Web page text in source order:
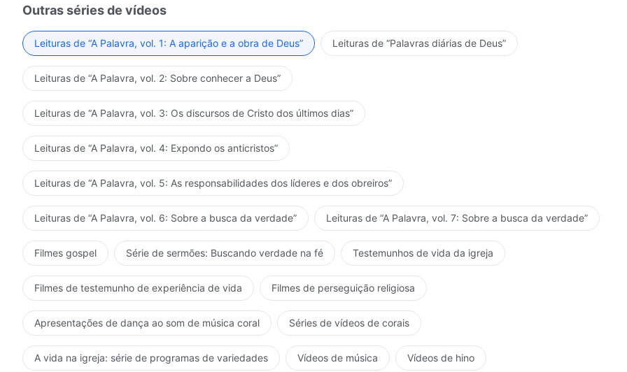
Outras séries de vídeos
Leituras de “A Palavra, vol. 1: A aparição e a obra de Deus” Leituras de “Palavras diárias de Deus”
Leituras de “A Palavra, vol. 2: Sobre conhecer a Deus”
Leituras de “A Palavra, vol. 3: Os discursos de Cristo dos últimos dias”
Leituras de “A Palavra, vol. 4: Expondo os anticristos”
Leituras de “A Palavra, vol. 5: As responsabilidades dos líderes e dos obreiros”
Leituras de “A Palavra, vol. 6: Sobre a busca da verdade” Leituras de “A Palavra, vol. 7: Sobre a busca da verdade”
Filmes gospel Série de sermões: Buscando verdade na fé Testemunhos de vida da igreja
Filmes de testemunho de experiência de vida Filmes de perseguição religiosa
Apresentações de dança ao som de música coral Séries de vídeos de corais
A vida na igreja: série de programas de variedades Vídeos de música Vídeos de hino